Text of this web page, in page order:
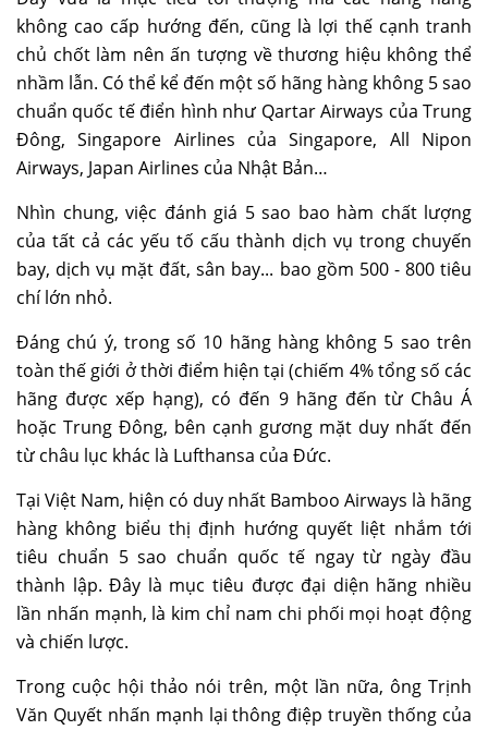
không cao cấp hướng đến, cũng là lợi thế cạnh tranh
chủ chốt làm nên ấn tượng về thương hiệu không thể
nhầm lẫn. Có thể kể đến một số hãng hàng không 5 sao
chuẩn quốc tế điển hình như Qartar Airways của Trung
Đông, Singapore Airlines của Singapore, All Nipon
Airways, Japan Airlines của Nhật Bản…
Nhìn chung, việc đánh giá 5 sao bao hàm chất lượng
của tất cả các yếu tố cấu thành dịch vụ trong chuyến
bay, dịch vụ mặt đất, sân bay... bao gồm 500 - 800 tiêu
chí lớn nhỏ.
Đáng chú ý, trong số 10 hãng hàng không 5 sao trên
toàn thế giới ở thời điểm hiện tại (chiếm 4% tổng số các
hãng được xếp hạng), có đến 9 hãng đến từ Châu Á
hoặc Trung Đông, bên cạnh gương mặt duy nhất đến
từ châu lục khác là Lufthansa của Đức.
Tại Việt Nam, hiện có duy nhất Bamboo Airways là hãng
hàng không biểu thị định hướng quyết liệt nhắm tới
tiêu chuẩn 5 sao chuẩn quốc tế ngay từ ngày đầu
thành lập. Đây là mục tiêu được đại diện hãng nhiều
lần nhấn mạnh, là kim chỉ nam chi phối mọi hoạt động
và chiến lược.
Trong cuộc hội thảo nói trên, một lần nữa, ông Trịnh
Văn Quyết nhấn mạnh lại thông điệp truyền thống của